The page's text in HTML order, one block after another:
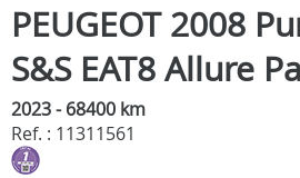
PEUGEOT 2008
S&S EAT8 Allure
2023 - 68400 km
Ref. : 11311561